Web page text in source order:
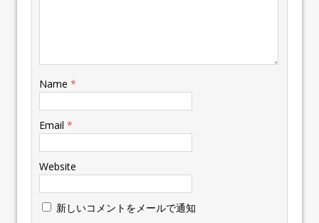
Name *
Email *
Website
新しいコメントをメールで通知